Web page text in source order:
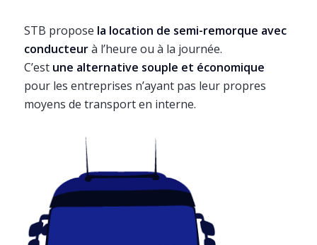
STB propose la location de semi-remorque avec
conducteurà l’heure ou à la journée.
C’estune alternative souple et économique
pour les entreprises n’ayant pas leur propres
moyens de transport en interne.